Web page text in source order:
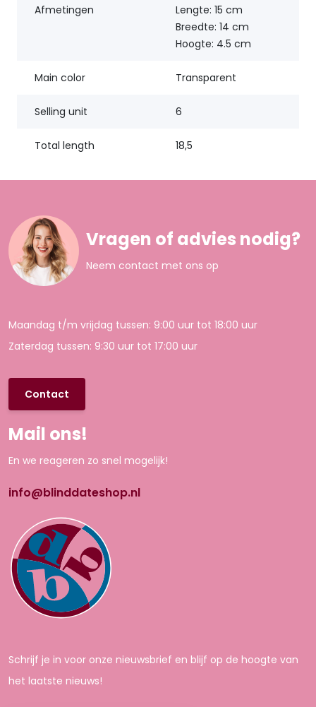
Afmetingen
Lengte: 15 cm
Breedte: 14 cm
Hoogte: 4.5 cm
Main color Transparent
Selling unit 6
Total length 18,5
Vragen of advies nodig?
Neem contact met ons op
Maandag t/m vrijdag tussen: 9:00 uur tot 18:00 uur
Zaterdag tussen: 9:30 uur tot 17:00 uur
Contact
Mail ons!
En we reageren zo snel mogelijk!
info@blinddateshop.nl
Schrijf je in voor onze nieuwsbrief en blijf op de hoogte van
het laatste nieuws!